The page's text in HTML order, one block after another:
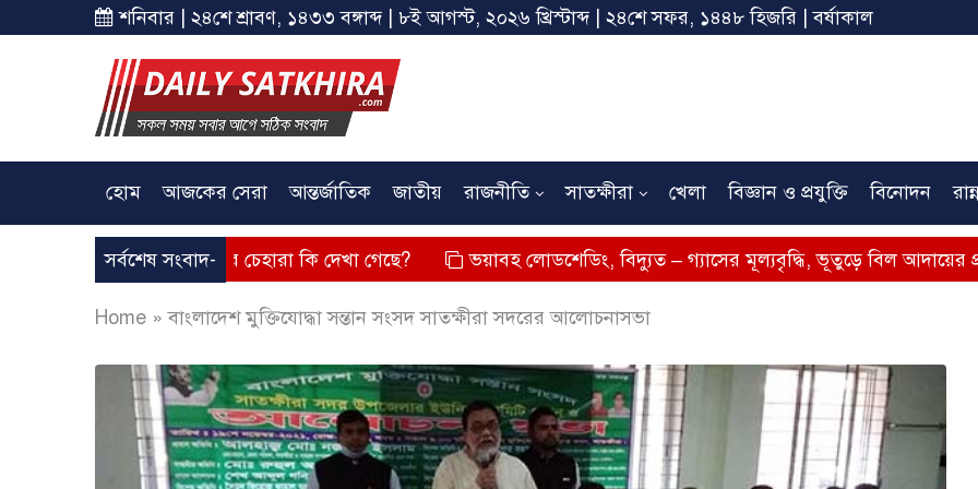
শনিবার | ২৪শে শ্রাবণ, ১৪৩৩ বঙ্গাব্দ | ৮ই আগস্ট, ২০২৬ খ্রিস্টাব্দ | ২৪শে সফর, ১৪৪৮ হিজরি | বর্ষাকাল
হোম আজকের সেরা আন্তর্জাতিক জাতীয় রাজনীতি সাতক্ষীরা খেলা বিজ্ঞান ও প্রযুক্তি বিনোদন
সর্বশেষ সংবাদ-
দিয়েছে? তার চেহারা কি দেখা গেছে? ভয়াবহ লোডশেডিং, বিদ্যুত – গ্যাসের মূল্যবৃদ্ধি, ভূতুড়ে বিল আদায়ের প্রতিবাদে
Home »বাংলাদেশ মুক্তিযোদ্ধা সন্তান সংসদ সাতক্ষীরা সদরের আলোচনাসভা